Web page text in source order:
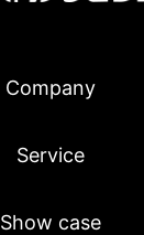
Company
Service
Show case